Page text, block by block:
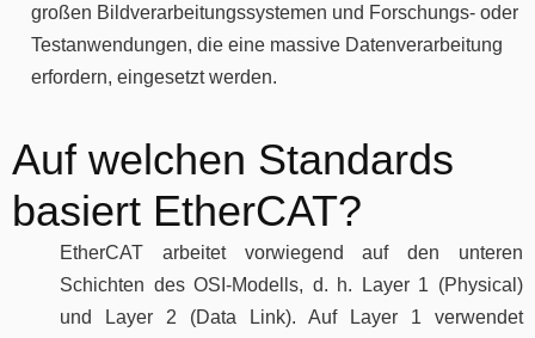
großen Bildverarbeitungssystemen und Forschungs- oder
Testanwendungen, die eine massive Datenverarbeitung
erfordern, eingesetzt werden.
Auf welchen Standards
basiert EtherCAT?
EtherCAT arbeitet vorwiegend auf den unteren
Schichten des OSI-Modells, d. h. Layer 1 (Physical)
und Layer 2 (Data Link). Auf Layer 1 verwendet